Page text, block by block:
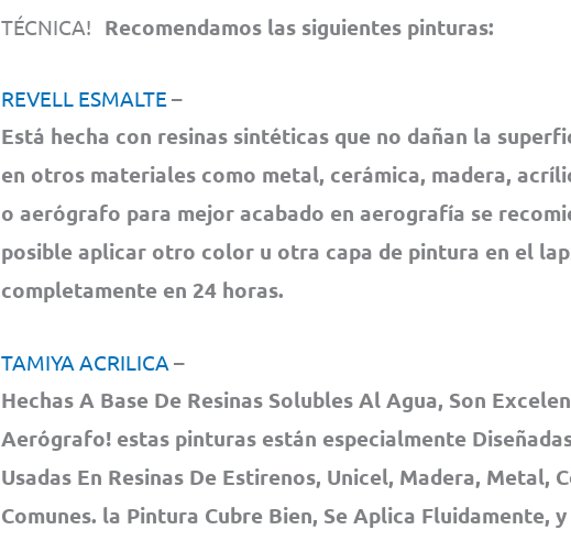
TÉCNICA! Recomendamos las siguientes pinturas:
REVELL ESMALTE–
Está hecha con resinas sintéticas que no dañan la
en otros materiales como metal, cerámica, madera,
o aerógrafo para mejor acabado en aerografía se
posible aplicar otro color u otra capa de pintura en el
completamente en 24 horas.
TAMIYA ACRILICA –
Hechas A Base De Resinas Solubles Al Agua, Son
Aerógrafo! estas pinturas están especialmente
Usadas En Resinas De Estirenos, Unicel, Madera, Metal,
Comunes. la Pintura Cubre Bien, Se Aplica Fluidamente,